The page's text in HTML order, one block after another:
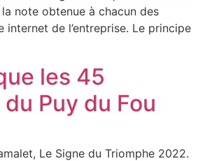
note obtenue à chacun des
internet de l’entreprise. Le principe
les 45
Puy du Fou
Le Signe du Triomphe 2022.